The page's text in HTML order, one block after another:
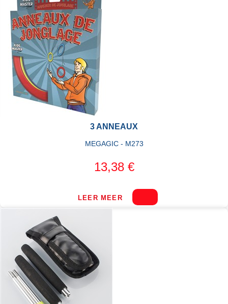
3 ANNEAUX
MEGAGIC - M273
13,38 €
LEER MEER